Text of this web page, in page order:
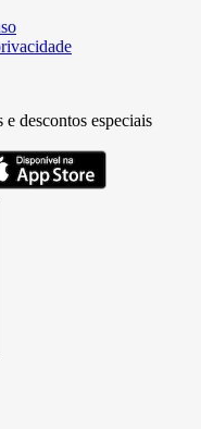
descontos especiais